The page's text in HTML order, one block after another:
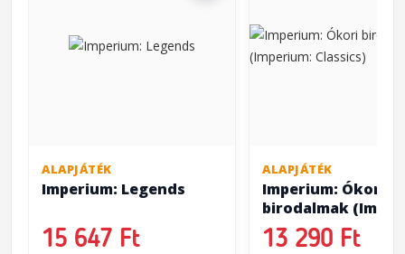
ALAPJÁTÉK
Imperium: Legends
15 647 Ft
ALAPJÁTÉK
Imperium: Ókori
birodalmak
Classics)
13 290 Ft